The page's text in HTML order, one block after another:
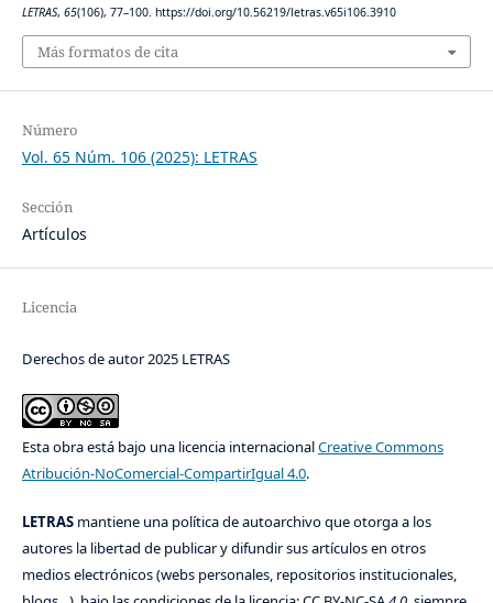
LETRAS, 65(106), 77–100. https://doi.org/10.56219/letras.v65i106.3910
Más formatos de cita
Número
Vol. 65 Núm. 106 (2025): LETRAS
Sección
Artículos
Licencia
Derechos de autor 2025 LETRAS
Esta obra está bajo una licencia internacionalCreative Commons
Atribución-NoComercial-CompartirIgual 4.0.
LETRASmantiene una política de autoarchivo que otorga a los
autores la libertad de publicar y difundir sus artículos en otros
medios electrónicos (webs personales, repositorios institucionales,